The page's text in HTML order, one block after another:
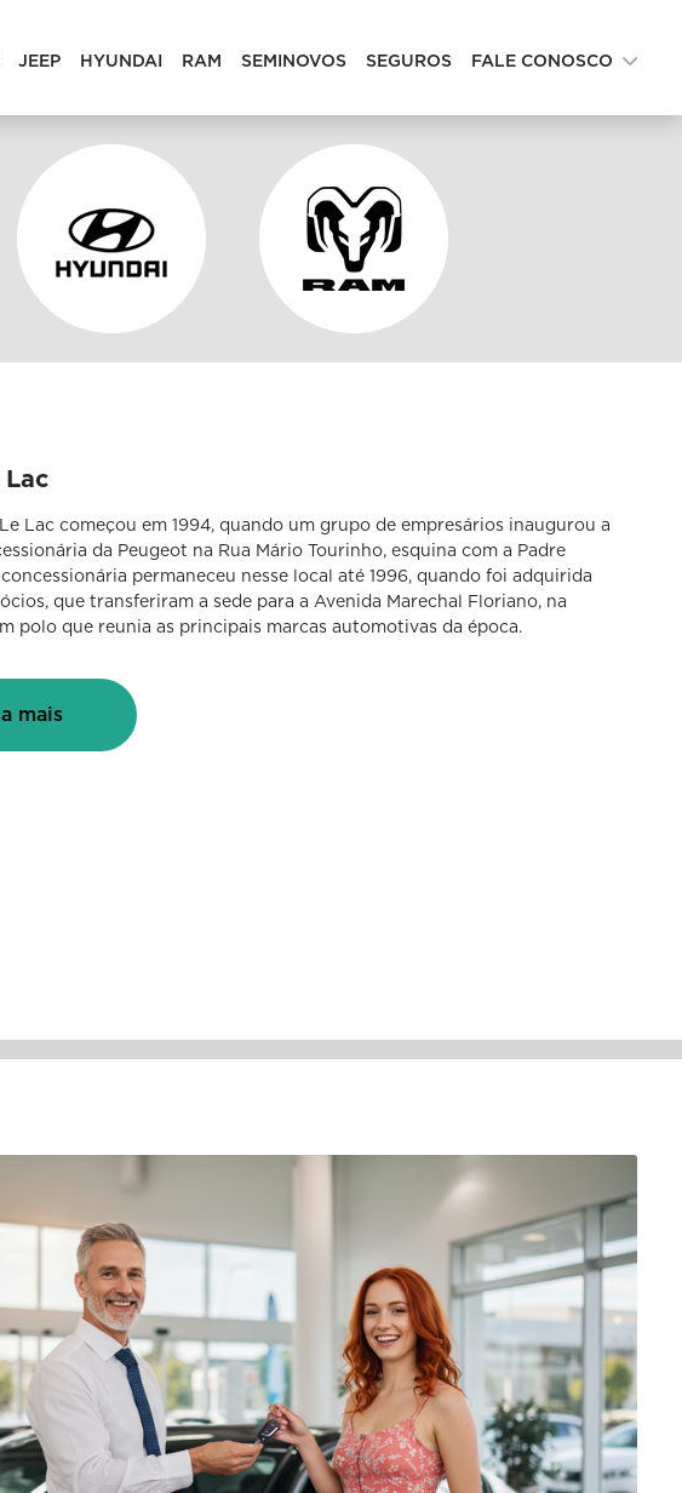
JEEP HYUNDAI RAM SEMINOVOS SEGUROS FALE CONOSCO
Lac começou em 1994, quando um grupo de empresários inaugurou a
da Peugeot na Rua Mário Tourinho, esquina com a Padre
permaneceu nesse local até 1996, quando foi adquirida
que transferiram a sede para a Avenida Marechal Floriano, na
polo que reunia as principais marcas automotivas da época.
mais